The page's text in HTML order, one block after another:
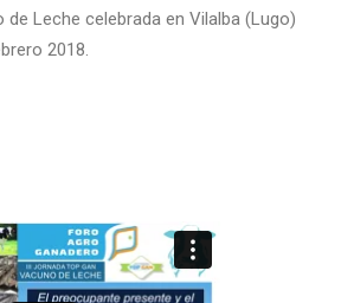
de Leche celebrada en Vilalba (Lugo)
2018.